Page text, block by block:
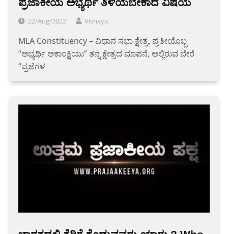
22/Aug/2022 Vishaya
MLA Constituency – ವಿಧಾನ ಸಭಾ ಕ್ಷೇತ್ರ. ಪ್ರತೀಯೊಬ್ಬ
“ಅಭ್ಯರ್ಥಿ ಅಕಾಂಕ್ಷಿಯು” ತನ್ನ ಕ್ಷೇತ್ರದ ಮಾಪನೆ, ಅಲ್ಲಿರುವ ಬೇರೆ
“ಪ್ರಜೆಗಳ